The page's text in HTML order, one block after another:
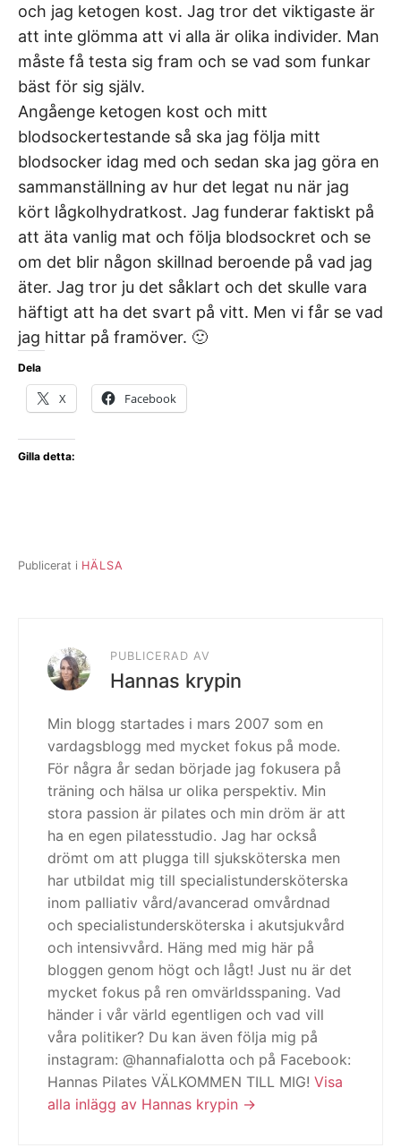
och jag ketogen kost. Jag tror det viktigaste är
att inte glömma att vi alla är olika individer. Man
måste få testa sig fram och se vad som funkar
bäst för sig själv.
Angåenge ketogen kost och mitt
blodsockertestande så ska jag följa mitt
blodsocker idag med och sedan ska jag göra en
sammanställning av hur det legat nu när jag
kört lågkolhydratkost. Jag funderar faktiskt på
att äta vanlig mat och följa blodsockret och se
om det blir någon skillnad beroende på vad jag
äter. Jag tror ju det såklart och det skulle vara
häftigt att ha det svart på vitt. Men vi får se vad
jag hittar på framöver. 🙂
Dela
X Facebook
Gilla detta:
Publicerat i HÄLSA
PUBLICERAD AV
Hannas krypin
Min blogg startades i mars 2007 som en
vardagsblogg med mycket fokus på mode.
För några år sedan började jag fokusera på
träning och hälsa ur olika perspektiv. Min
stora passion är pilates och min dröm är att
ha en egen pilatesstudio. Jag har också
drömt om att plugga till sjuksköterska men
har utbildat mig till specialistundersköterska
inom palliativ vård/avancerad omvårdnad
och specialistundersköterska i akutsjukvård
och intensivvård. Häng med mig här på
bloggen genom högt och lågt! Just nu är det
mycket fokus på ren omvärldsspaning. Vad
händer i vår värld egentligen och vad vill
våra politiker? Du kan även följa mig på
instagram: @hannafialotta och på Facebook:
Hannas Pilates VÄLKOMMEN TILL MIG! Visa
alla inlägg av Hannas krypin